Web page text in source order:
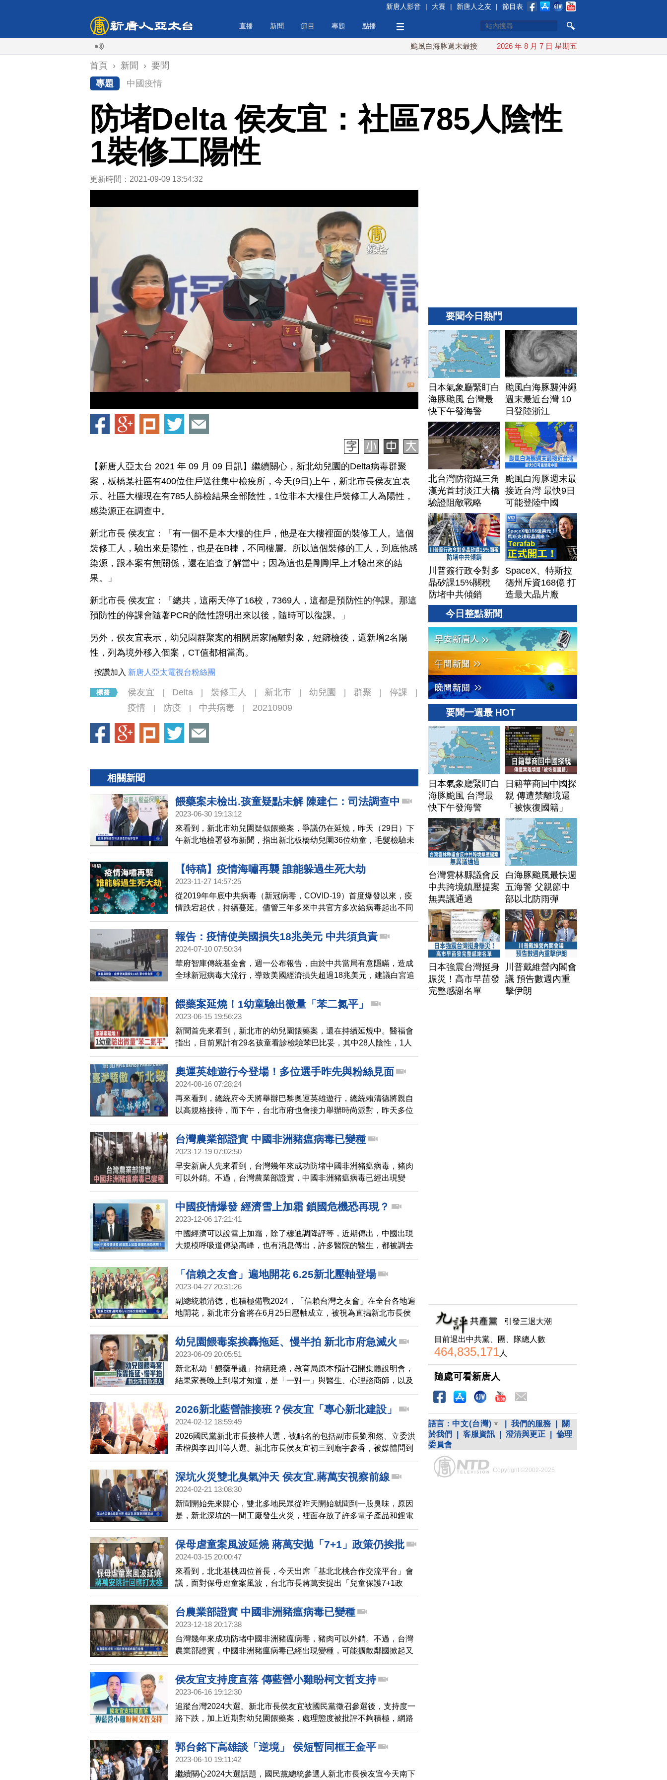
新唐人影音 | 大賽 | 新唐人之友 | 節目表
直播 新聞 節目 專題 點播
颱風白海豚週末最接近台灣 最快9日可能登陸中國 台灣漢光首結合城鎮演習 AIT
2026 年 8 月 7 日 星期五
首頁 › 新聞 › 要聞
專題
中國疫情
防堵Delta 侯友宜：社區785人陰性
1裝修工陽性
更新時間：2021-09-09 13:54:32
【新唐人亞太台 2021 年 09 月 09 日訊】繼續關心，新北幼兒園的Delta病毒群聚
案，板橋某社區有400位住戶送往集中檢疫所，今天(9日)上午，新北市長侯友宜表
示。社區大樓現在有785人篩檢結果全部陰性，1位非本大樓住戶裝修工人為陽性，
感染源正在調查中。
新北市長 侯友宜：「有一個不是本大樓的住戶，他是在大樓裡面的裝修工人。這個
裝修工人，驗出來是陽性，也是在B棟，不同樓層。所以這個裝修的工人，到底他感
染源，跟本案有無關係，還在追查了解當中；因為這也是剛剛早上才驗出來的結
果。」
新北市長 侯友宜：「總共，這兩天停了16校，7369人，這都是預防性的停課。那這
預防性的停課會隨著PCR的陰性證明出來以後，隨時可以復課。」
另外，侯友宜表示，幼兒園群聚案的相關居家隔離對象，經篩檢後，還新增2名陽
性，列為境外移入個案，CT值都相當高。
按讚加入 新唐人亞太電視台粉絲團
侯友宜 Delta 裝修工人 新北市 幼兒園 群聚 停課
疫情 防疫 中共病毒 20210909
相關新聞
餵藥案未檢出.孩童疑點未解 陳建仁：司法調查中
2023-06-30 19:13:12
來看到，新北市幼兒園疑似餵藥案，爭議仍在延燒，昨天（29日）下
午新北地檢署發布新聞，指出新北板橋幼兒園36位幼童，毛髮檢驗未
檢出「巴比妥類藥物」及「苯二氮平類藥物」。但仍有家長抱持疑
慮，孩子怎麼會出現情緒不穩及戒斷症狀。
【特稿】疫情海嘯再襲 誰能躲過生死大劫
2023-11-27 14:57:25
從2019年年底中共病毒（新冠病毒，COVID-19）首度爆發以來，疫
情跌宕起伏，持續蔓延。儘管三年多來中共官方多次給病毒起出不同
的名稱以掩蓋疫情，但瘟疫從未真正停止或離開過。
報告：疫情使美國損失18兆美元 中共須負責
2024-07-10 07:50:34
華府智庫傳統基金會，週一公布報告，由於中共當局有意隱瞞，造成
全球新冠病毒大流行，導致美國經濟損失超過18兆美元，建議白宮追
究中共的責任。
餵藥案延燒！1幼童驗出微量「苯二氮平」
2023-06-15 19:56:23
新聞首先來看到，新北市的幼兒園餵藥案，還在持續延燒中。醫福會
指出，目前累計有29名孩童看診檢驗苯巴比妥，其中28人陰性，1人
檢驗中。不過沒想到的是，有一名孩童被驗出殘留微量的安眠藥物
「苯二氮平」。
奧運英雄遊行今登場！多位選手昨先與粉絲見面
2024-08-16 07:28:24
再來看到，總統府今天將舉辦巴黎奧運英雄遊行，總統賴清德將親自
以高規格接待，而下午，台北市府也會接力舉辦時尚派對，昨天多位
選手先出席相關簽名會，與粉絲見面。
台灣農業部證實 中國非洲豬瘟病毒已變種
2023-12-19 07:02:50
早安新唐人先來看到，台灣幾年來成功防堵中國非洲豬瘟病毒，豬肉
可以外銷。不過，台灣農業部證實，中國非洲豬瘟病毒已經出現變
種，可能擴散鄰國掀起又一波疫情。台灣農業部獸醫研究所，在中國
旅客非法攜入的中國脆腸產品，驗出兩種不同的非洲豬瘟病毒，一種
是2018年在中國流行的傳統第2基因型病毒珠，另一種是當前肆虐中
疫苗，已經無法防範新型病毒，並警告，當前中國新一波疫情如果擴
散到亞洲周邊國家，恐將掀起另一波非洲豬瘟疫情。
中國疫情爆發 經濟雪上加霜 鎖國危機恐再現？
2023-12-06 17:21:41
中國經濟可以說雪上加霜，除了穆迪調降評等，近期傳出，中國出現
大規模呼吸道傳染高峰，也有消息傳出，許多醫院的醫生，都被調去
支援兒科和呼吸科，中國網友爆料，先前「健康碼」、核酸檢測，在
中國重新上線，我們請教中央大學經濟系教授邱俊榮老師，您怎麼
看，現在中國疫情的再爆發對現階段中國經濟，帶來哪些衝擊？是否
「信賴之友會」遍地開花 6.25新北壓軸登場
2023-04-27 20:31:26
副總統賴清德，也積極備戰2024，「信賴台灣之友會」在全台各地遍
地開花，新北市分會將在6月25日壓軸成立，被視為直搗新北市長侯
友宜的本命區。民進黨秘書長許立明也評估，接下來朝野攻防會從外
交、兩岸逐漸轉向內政，民進黨要做好準備。
幼兒園餵毒案挨轟拖延、慢半拍 新北市府急滅火
2023-06-09 20:05:51
新北私幼「餵藥爭議」持續延燒，教育局原本預計召開集體說明會，
結果家長晚上到場才知道，是「一對一」與醫生、心理諮商師，以及
律師來諮詢，而且所謂的諮商，也是5分鐘草草了事，不滿教育局從頭
到尾，都沒關心孩子的狀況。
2026新北藍營誰接班？侯友宜「專心新北建設」
2024-02-12 18:59:49
2026國民黨新北市長接棒人選，被點名的包括副市長劉和然、立委洪
孟楷與李四川等人選。新北市長侯友宜初三到廟宇參香，被媒體問到
此事，他重申專心市政建設。
深坑火災雙北臭氣沖天 侯友宜.蔣萬安視察前線
2024-02-21 13:08:30
新聞開始先來關心，雙北多地民眾從昨天開始就聞到一股臭味，原因
是，新北深坑的一間工廠發生火災，裡面存放了許多電子產品和鋰電
池，導致惡臭往外飄散。新北市長侯友宜和台北市長蔣萬安，今天也
分別到深坑和木柵視察。
保母虐童案風波延燒 蔣萬安拋「7+1」政策仍挨批
2024-03-15 20:00:47
來看到，北北基桃四位首長，今天出席「基北北桃合作交流平台」會
議，面對保母虐童案風波，台北市長蔣萬安提出「兒童保護7+1政
策」，要亡羊補牢，但對於各方質疑，蔣萬安只持續強調「沒有人是
局外人」。
台農業部證實 中國非洲豬瘟病毒已變種
2023-12-18 20:17:38
台灣幾年來成功防堵中國非洲豬瘟病毒，豬肉可以外銷。不過，台灣
農業部證實，中國非洲豬瘟病毒已經出現變種，可能擴散鄰國掀起又
一波疫情。變種原因可能是，中共在非洲豬瘟疫情肆虐後，從葡萄牙
引入低毒性的第1型基因病毒，用以製作疫苗，卻和原本的病毒株發生
基因重組，產生了全新的病毒。台灣農業部獸醫研究所，在中國旅客
2018年在中國流行的傳統第2基因型病毒珠，另一種是當前肆虐中國
的新型變種病毒。獸醫研究所表示，目前中國使用去除毒力基因的疫
苗，已經無法防範新型病毒，
侯友宜支持度直落 傳藍營小雞盼柯文哲支持
2023-06-16 19:12:30
追蹤台灣2024大選。新北市長侯友宜被國民黨徵召參選後，支持度一
路下跌，加上近期對幼兒園餵藥案，處理態度被批評不夠積極，網路
開始出現罷免侯的聲音。還傳出有不少國民黨藍營的立委參選人，轉
而尋求民眾黨柯文哲支持。來看到侯友宜及柯文哲今天（16日）的回
應。
郭台銘下高雄談「逆境」 侯短暫同框王金平
2023-06-10 19:11:42
繼續關心2024大選話題，國民黨總統參選人新北市長侯友宜今天南下
要聞今日熱門
日本氣象廳緊盯白
海豚颱風 台灣最
快下午發海警
颱風白海豚襲沖繩
週末最近台灣 10
日登陸浙江
北台灣防衛鐵三角
漢光首封淡江大橋
驗證阻敵戰略
颱風白海豚週末最
接近台灣 最快9日
可能登陸中國
川普簽行政令對多
晶矽課15%關稅
防堵中共傾銷
SpaceX、特斯拉
德州斥資168億 打
造最大晶片廠
Terafab
今日整點新聞
要聞一週最 HOT
日本氣象廳緊盯白
海豚颱風 台灣最
快下午發海警
日籍華商回中國探
親 傳遭禁離境還
「被恢復國籍」
台灣雲林縣議會反
中共跨境鎮壓提案
無異議通過
白海豚颱風最快週
五海警 父親節中
部以北防雨彈
日本強震台灣挺身
賑災！高市早苗發
完整感謝名單
川普戴維營內閣會
議 預告數週內重
擊伊朗
引發三退大潮
目前退出中共黨、團、隊總人數
464,835,171人
隨處可看新唐人
語言： 中文(台灣) 我們的服務
關
於我們
客服資訊 澄清與更正
倫理
委員會
Copyright ©2002-2025